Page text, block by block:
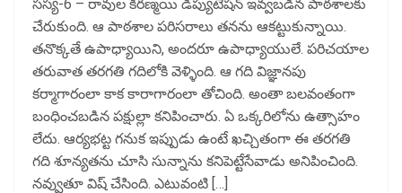
సస్య-6 – రావుల కిరణ్మయి డిప్యుటేషన్ ఇవ్వబడిన పాఠశాలకు
చేరుకుంది. ఆ పాఠశాల పరిసరాలు తనను ఆకట్టుకున్నాయి.
తనొక్కతే ఉపాధ్యాయిని, అందరూ ఉపాధ్యాయులే. పరిచయాల
తరువాత తరగతి గదిలోకి వెళ్ళింది. ఆ గది విజ్ఞానపు
కర్మాగారంలా కాక కారాగారంలా తోచింది. అంతా బలవంతంగా
బంధించబడిన పక్షుల్లా కనిపించారు. ఏ ఒక్కరిలోను ఉత్సాహం
లేదు. ఆర్యభట్ట గనుక ఇప్పుడు ఉంటే ఖచ్చితంగా ఈ తరగతి
గది శూన్యతను చూసి సున్నాను కనిపెట్టేసేవాడు అనిపించింది.
నవ్వుతూ విష్ చేసింది. ఎటువంటి […]